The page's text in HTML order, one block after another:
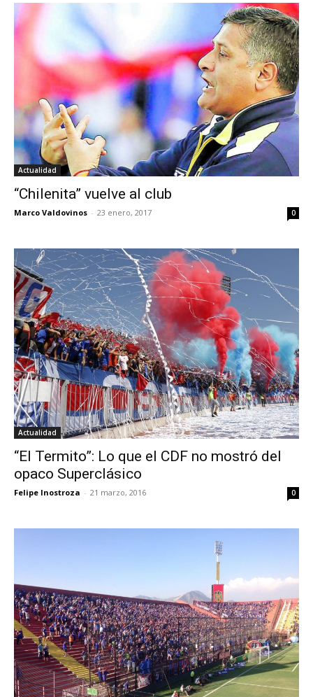
Actualidad
“Chilenita” vuelve al club
Marco Valdovinos - 23 enero, 2017 0
Actualidad
“El Termito”: Lo que el CDF no mostró del
opaco Superclásico
Felipe Inostroza - 21 marzo, 2016 0